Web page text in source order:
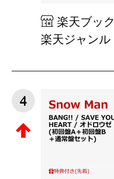
楽天ブッ
楽天ジャンル
4